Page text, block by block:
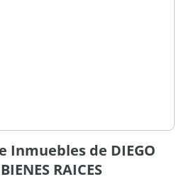
Inmuebles de DIEGO
RAICES